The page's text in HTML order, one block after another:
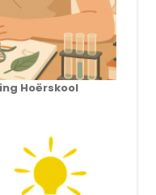
Hoërskool